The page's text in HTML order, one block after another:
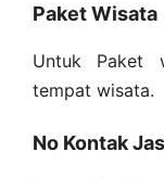
Paket Wisata
Untuk Paket
tempat wisata.
No Kontak